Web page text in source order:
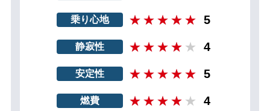
乗り心地 5
静寂性 4
安定性 5
燃費 4